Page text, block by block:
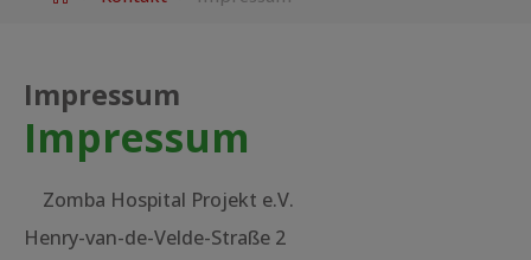
Impressum
Impressum
Zomba Hospital Projekt e.V.
Henry-van-de-Velde-Straße 2